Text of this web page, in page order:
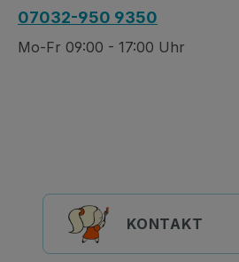
07032-950 9350
Mo-Fr 09:00 - 17:00 Uhr
KONTAKT